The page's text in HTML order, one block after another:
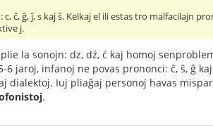
ĉ, ĝ, ĵ, s kaj ŝ. Kelkaj el ili estas tro malfacilajn
j.
la sonojn: dz, dź, ć kaj homoj
jaroj, infanoj ne povas prononci: ĉ, ŝ, ĝ
dialektoj. Iuj pliaĝaj personoj havas
.